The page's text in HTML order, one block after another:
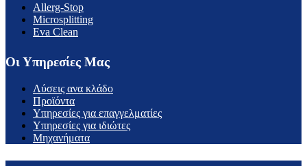
Allerg-Stop
Microsplitting
Eva Clean
Οι Υπηρεσίες Μας
Λύσεις ανα κλάδο
Προϊόντα
Υπηρεσίες για επαγγελματίες
Υπηρεσίες για ιδιώτες
Μηχανήματα